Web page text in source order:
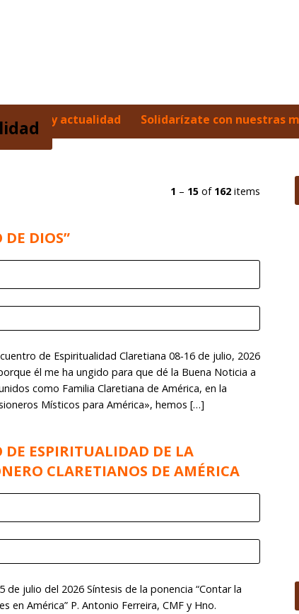
Noticias y actualidad Solidarízate con nuestras
1 – 15 of 162 items
DIOS”
de Espiritualidad Claretiana 08-16 de julio, 2026
él me ha ungido para que dé la Buena Noticia a
como Familia Claretiana de América, en la
Místicos para América», hemos […]
ESPIRITUALIDAD DE LA
CLARETIANOS DE AMÉRICA
de julio del 2026 Síntesis de la ponencia “Contar la
en América” P. Antonio Ferreira, CMF y Hno.